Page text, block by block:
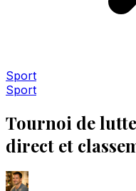
Sport
Sport
Tournoi de
direct et